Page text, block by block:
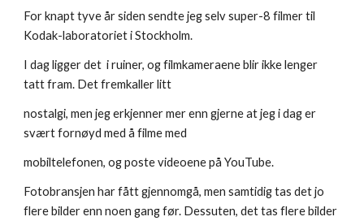
For knapt tyve år siden sendte jeg selv super-8 filmer til
Kodak-laboratoriet i Stockholm.
I dag ligger det  i ruiner, og filmkameraene blir ikke lenger
tatt fram. Det fremkaller litt
nostalgi, men jeg erkjenner mer enn gjerne at jeg i dag er
svært fornøyd med å filme med
mobiltelefonen, og poste videoene på YouTube.
Fotobransjen har fått gjennomgå, men samtidig tas det jo
flere bilder enn noen gang før. Dessuten, det tas flere bilder